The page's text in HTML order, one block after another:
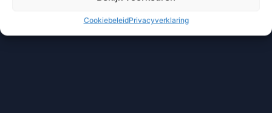
CookiebeleidPrivacyverklaring